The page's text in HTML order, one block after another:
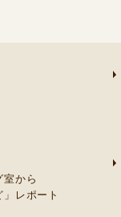
から
レポート